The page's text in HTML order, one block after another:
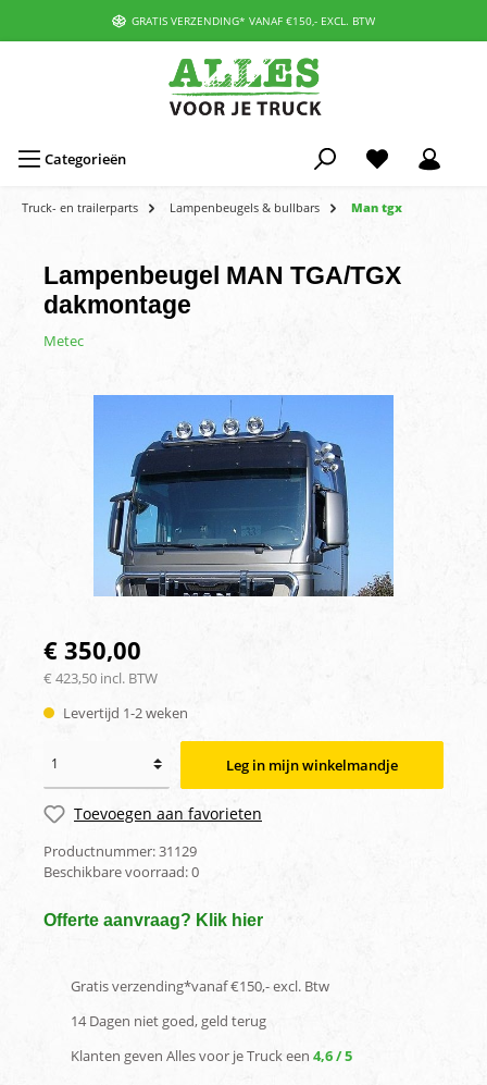
GRATIS VERZENDING* VANAF €150,- EXCL. BTW
Categorieën
Truck- en trailerparts Lampenbeugels & bullbars Man tgx
Lampenbeugel MAN TGA/TGX
dakmontage
Metec
€ 350,00
€ 423,50 incl. BTW
Levertijd 1-2 weken
Leg in mijn winkelmandje
Toevoegen aan favorieten
Productnummer:31129
Beschikbare voorraad:0
Offerte aanvraag? Klik hier
Gratis verzending*vanaf €150,- excl. Btw
14 Dagen niet goed, geld terug
Klanten geven Alles voor je Truck een 4,6 / 5